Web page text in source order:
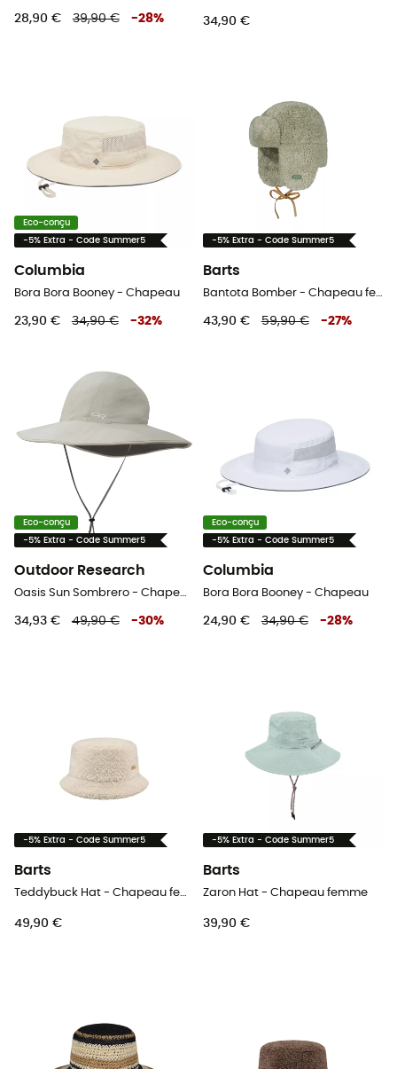
28,90 € 39,90 € -28% 34,90 €
Eco-conçu
-5% Extra - Code Summer5
Columbia
Bora Bora Booney - Chapeau
23,90 € 34,90 € -32%
-5% Extra - Code Summer5
Barts
Bantota Bomber - Chapeau femme
43,90 € 59,90 € -27%
Eco-conçu
-5% Extra - Code Summer5
Outdoor Research
Oasis Sun Sombrero - Chapeau femme
34,93 € 49,90 € -30%
Eco-conçu
-5% Extra - Code Summer5
Columbia
Bora Bora Booney - Chapeau
24,90 € 34,90 € -28%
-5% Extra - Code Summer5
Barts
Teddybuck Hat - Chapeau femme
49,90 €
-5% Extra - Code Summer5
Barts
Zaron Hat - Chapeau femme
39,90 €